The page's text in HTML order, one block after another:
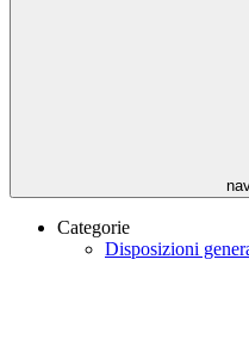
Categorie
Disposizioni